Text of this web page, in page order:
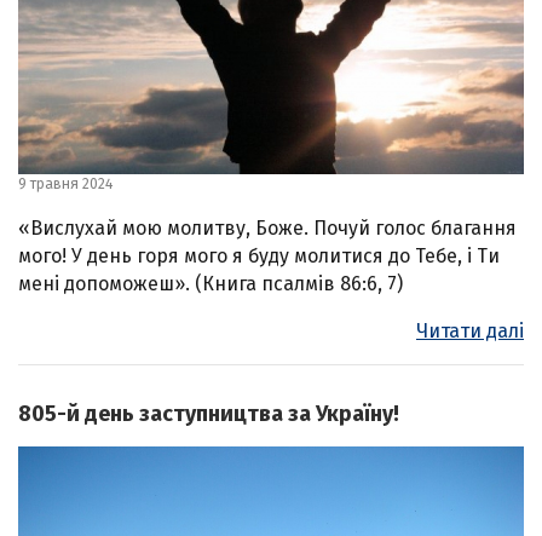
9 травня 2024
«Вислухай мою молитву, Боже. Почуй голос благання
мого! У день горя мого я буду молитися до Тебе, і Ти
мені допоможеш». (Книга псалмів 86:6, 7)
Читати далі
805-й день заступництва за Україну!